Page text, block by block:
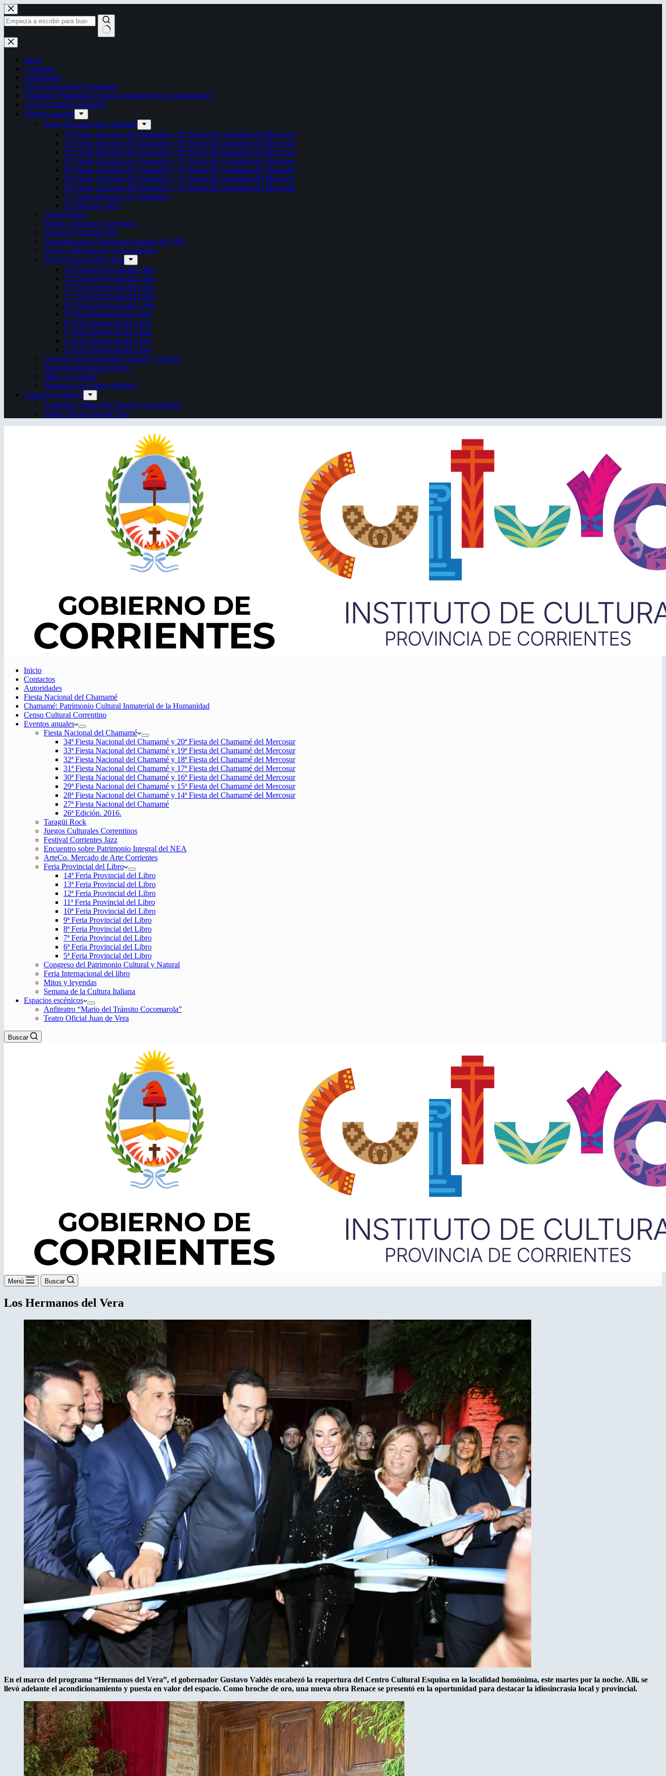
Saltar
al
contenido
Sin
resultados
Inicio
Contactos
Autoridades
Fiesta Nacional del Chamamé
Chamamé: Patrimonio Cultural Inmaterial de la Humanidad
Censo Cultural Correntino
Eventos anuales
Fiesta Nacional del Chamamé
34ª Fiesta Nacional del Chamamé y 20ª Fiesta del Chamamé del Mercosur
33ª Fiesta Nacional del Chamamé y 19ª Fiesta del Chamamé del Mercosur
32ª Fiesta Nacional del Chamamé y 18ª Fiesta del Chamamé del Mercosur
31ª Fiesta Nacional del Chamamé y 17ª Fiesta del Chamamé del Mercosur
30ª Fiesta Nacional del Chamamé y 16ª Fiesta del Chamamé del Mercosur
29ª Fiesta Nacional del Chamamé y 15ª Fiesta del Chamamé del Mercosur
28ª Fiesta Nacional del Chamamé y 14ª Fiesta del Chamamé del Mercosur
27ª Fiesta Nacional del Chamamé
26ª Edición. 2016.
Taragüi Rock
Juegos Culturales Correntinos
Festival Corrientes Jazz
Encuentro sobre Patrimonio Integral del NEA
ArteCo. Mercado de Arte Corrientes
Feria Provincial del Libro
14ª Feria Provincial del Libro
13ª Feria Provincial del Libro
12ª Feria Provincial del Libro
11ª Feria Provincial del Libro
10ª Feria Provincial del Libro
9ª Feria Provincial del Libro
8ª Feria Provincial del Libro
7ª Feria Provincial del Libro
6ª Feria Provincial del Libro
5ª Feria Provincial del Libro
Congreso del Patrimonio Cultural y Natural
Feria Internacional del libro
Mitos y leyendas
Semana de la Cultura Italiana
Espacios escénicos
Anfiteatro “Mario del Tránsito Cocomarola”
Teatro Oficial Juan de Vera
Inicio
Contactos
Autoridades
Fiesta Nacional del Chamamé
Chamamé: Patrimonio Cultural Inmaterial de la Humanidad
Censo Cultural Correntino
Eventos anuales
Fiesta Nacional del Chamamé
34ª Fiesta Nacional del Chamamé y 20ª Fiesta del Chamamé del Mercosur
33ª Fiesta Nacional del Chamamé y 19ª Fiesta del Chamamé del Mercosur
32ª Fiesta Nacional del Chamamé y 18ª Fiesta del Chamamé del Mercosur
31ª Fiesta Nacional del Chamamé y 17ª Fiesta del Chamamé del Mercosur
30ª Fiesta Nacional del Chamamé y 16ª Fiesta del Chamamé del Mercosur
29ª Fiesta Nacional del Chamamé y 15ª Fiesta del Chamamé del Mercosur
28ª Fiesta Nacional del Chamamé y 14ª Fiesta del Chamamé del Mercosur
27ª Fiesta Nacional del Chamamé
26ª Edición. 2016.
Taragüi Rock
Juegos Culturales Correntinos
Festival Corrientes Jazz
Encuentro sobre Patrimonio Integral del NEA
ArteCo. Mercado de Arte Corrientes
Feria Provincial del Libro
14ª Feria Provincial del Libro
13ª Feria Provincial del Libro
12ª Feria Provincial del Libro
11ª Feria Provincial del Libro
10ª Feria Provincial del Libro
9ª Feria Provincial del Libro
8ª Feria Provincial del Libro
7ª Feria Provincial del Libro
6ª Feria Provincial del Libro
5ª Feria Provincial del Libro
Congreso del Patrimonio Cultural y Natural
Feria Internacional del libro
Mitos y leyendas
Semana de la Cultura Italiana
Espacios escénicos
Anfiteatro “Mario del Tránsito Cocomarola”
Teatro Oficial Juan de Vera
Buscar
Menú Buscar
Los Hermanos del Vera
En el marco del programa “Hermanos del Vera”, el gobernador Gustavo Valdés encabezó la reapertura del Centro Cultural Esquina en la localidad homónima, este martes por la noche. Allí, se
llevó adelante el acondicionamiento y puesta en valor del espacio. Como broche de oro, una nueva obra Renace se presentó en la oportunidad para destacar la idiosincrasia local y provincial.